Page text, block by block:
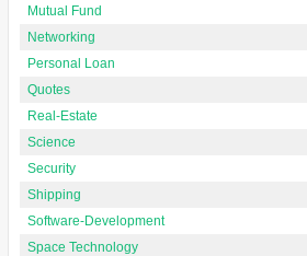
Mutual Fund
Networking
Personal Loan
Quotes
Real-Estate
Science
Security
Shipping
Software-Development
Space Technology